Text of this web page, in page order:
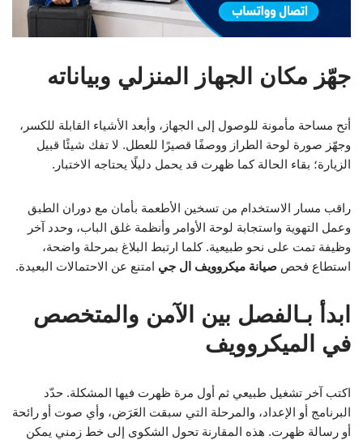
جهّز مكان الجهاز المنزلي وبياناته
أتح مساحة مأمونة للوصول إلى الجهاز، وأبعد الأشياء القابلة للكسر،
وجهّز صورة لوحة الطراز ووصفًا قصيرًا للعطل. لا تفك شيئًا قبيل
الزيارة؛ بقاء الحالة كما ظهرت قد يحمل دليلًا يحتاجه الاختبار.
راقب مسار الاستخدام من تسخين الأطعمة بأمان مع دوران الطبق
وعمل التهوية واستجابة لوحة الأوامر وأنظمة غلق الباب، وحدد آخر
وظيفة تمت على نحو طبيعية. كلما ارتبط البلاغ بمرحلة واضحة،
استطاع فحص صيانة ميكروويف ال جي امتنع عن الاحتمالات البعيدة.
ابدأ بـالفصل بين الآمن والمتخصص
في الميكروويف
اكتب آخر تشغيل طبيعي ثم أول مرة ظهرت فيها المشكلة. حدّد
البرنامج أو الإعداد، والمرحلة التي سبقت العَرَض، وأي صوت أو رائحة
أو رسالة ظهرت. هذه المقارنة تحول الشكوى إلى خط زمني يمكن